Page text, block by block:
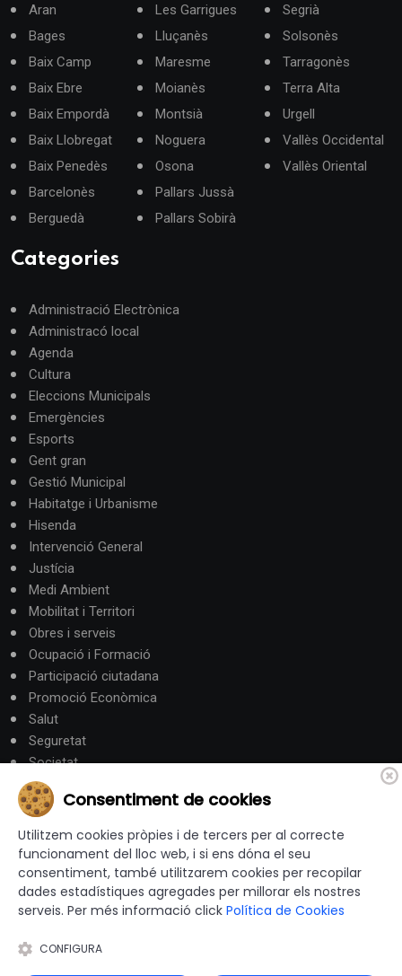
Aran
Bages
Baix Camp
Baix Ebre
Baix Empordà
Baix Llobregat
Baix Penedès
Barcelonès
Berguedà
Les Garrigues
Lluçanès
Maresme
Moianès
Montsià
Noguera
Osona
Pallars Jussà
Pallars Sobirà
Segrià
Solsonès
Tarragonès
Terra Alta
Urgell
Vallès Occidental
Vallès Oriental
Categories
Administració Electrònica
Administracó local
Agenda
Cultura
Eleccions Municipals
Emergències
Esports
Gent gran
Gestió Municipal
Habitatge i Urbanisme
Hisenda
Intervenció General
Justícia
Medi Ambient
Mobilitat i Territori
Obres i serveis
Ocupació i Formació
Participació ciutadana
Promoció Econòmica
Salut
Seguretat
Societat
Turisme
Altres Canals
canalandorra.ad
© 2012-2026 Ajuntaments de Catalunya - Tots els drets
Consentiment de cookies
Utilitzem cookies pròpies i de tercers per al correcte
funcionament del lloc web, i si ens dóna el seu
consentiment, també utilitzarem cookies per recopilar
dades estadístiques agregades per millorar els nostres
serveis. Per més informació click Política de Cookies
CONFIGURA